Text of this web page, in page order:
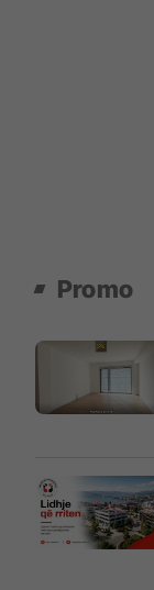
Promo